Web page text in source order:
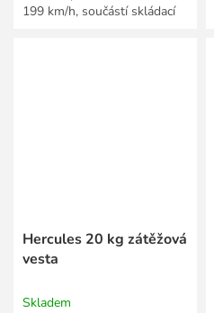
199 km/h, součástí skládací
Hercules 20 kg zátěžová
vesta
Skladem